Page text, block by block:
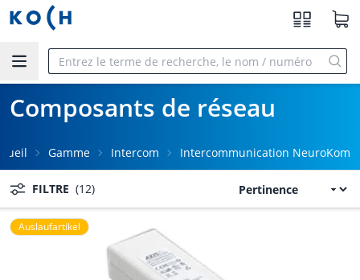
Aller au contenu principal
Composants de réseau
Gamme Intercom Intercommunication NeuroKom
FILTRE (12)
Auslaufartikel